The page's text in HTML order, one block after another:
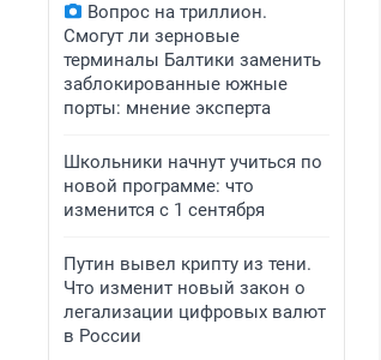
Вопрос на триллион.
Смогут ли зерновые
терминалы Балтики заменить
заблокированные южные
порты: мнение эксперта
Школьники начнут учиться по
новой программе: что
изменится с 1 сентября
Путин вывел крипту из тени.
Что изменит новый закон о
легализации цифровых валют
в России